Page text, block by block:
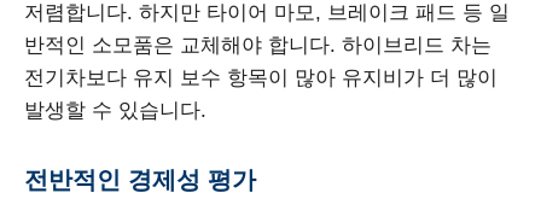
저렴합니다. 하지만 타이어 마모, 브레이크 패드 등 일
반적인 소모품은 교체해야 합니다. 하이브리드 차는
전기차보다 유지 보수 항목이 많아 유지비가 더 많이
발생할 수 있습니다.
전반적인 경제성 평가